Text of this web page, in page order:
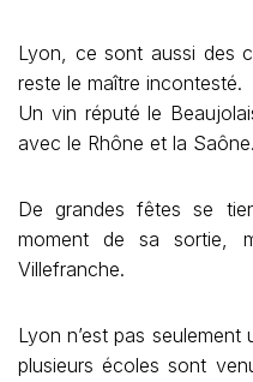
Lyon, ce sont aussi des
reste le maître incontesté.
Un vin réputé le
avec le Rhône et la Saône.
De grandes fêtes se
moment de sa sortie,
Villefranche.
Lyon n’est pas
plusieurs écoles sont